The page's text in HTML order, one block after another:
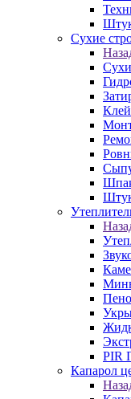
Сухие
PIR
Капарол